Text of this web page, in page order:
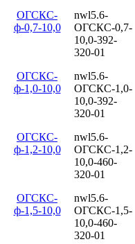
ОГСКС-
ф-0,7-10,0
nwl5.6-
ОГСКС-0,7-
10,0-392-
320-01
ОГСКС-
ф-1,0-10,0
nwl5.6-
ОГСКС-1,0-
10,0-392-
320-01
ОГСКС-
ф-1,2-10,0
nwl5.6-
ОГСКС-1,2-
10,0-460-
320-01
ОГСКС-
ф-1,5-10,0
nwl5.6-
ОГСКС-1,5-
10,0-460-
320-01